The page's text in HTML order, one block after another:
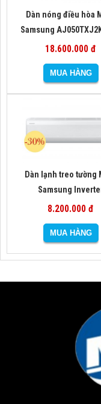
Dàn nóng điều hòa
Samsung
18.600.000 đ
Dàn lạnh treo tường
Samsung
AJ050TNAPKH/EA
8.200.000 đ